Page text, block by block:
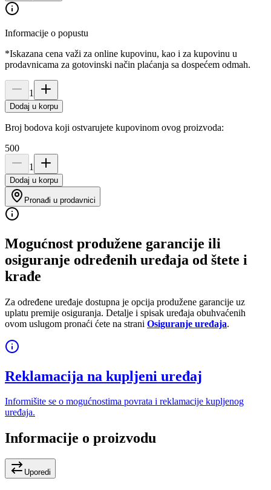
Informacije o popustu
*Iskazana cena važi za online kupovinu, kao i za kupovinu u
prodavnicama za gotovinski način plaćanja sa dospećem odmah.
1
Dodaj u korpu
Broj bodova koji ostvarujete kupovinom ovog proizvoda:
500
1
Dodaj u korpu
Pronađi u prodavnici
Mogućnost produžene garancije ili
osiguranje određenih uređaja od štete i
krađe
Za određene uređaje dostupna je opcija produžene garancije uz
uplatu premije osiguranja. Detalje i spisak uređaja obuhvaćenih
ovom uslugom pronaći ćete na strani Osiguranje uređaja.
Reklamacija na kupljeni uređaj
Informišite se o mogućnostima povrata i reklamacije kupljenog
uređaja.
Informacije o proizvodu
Uporedi